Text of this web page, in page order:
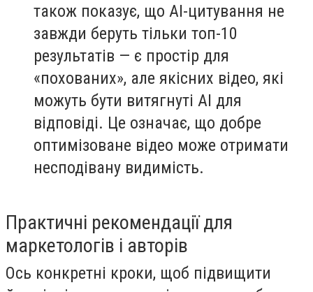
також показує, що AI-цитування не
завжди беруть тільки топ-10
результатів — є простір для
«похованих», але якісних відео, які
можуть бути витягнуті AI для
відповіді. Це означає, що добре
оптимізоване відео може отримати
несподівану видимість.
Практичні рекомендації для
маркетологів і авторів
Ось конкретні кроки, щоб підвищити